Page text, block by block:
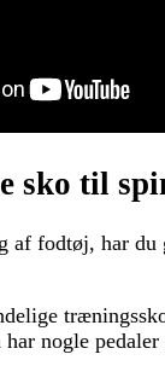
sko til
af fodtøj, har du
nogle pedaler